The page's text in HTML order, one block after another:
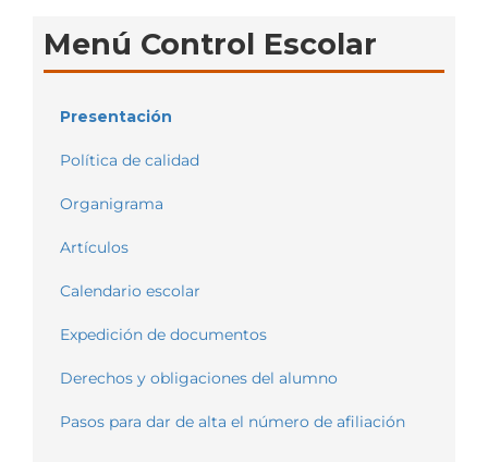
Menú Control Escolar
Presentación
Política de calidad
Organigrama
Artículos
Calendario escolar
Expedición de documentos
Derechos y obligaciones del alumno
Pasos para dar de alta el número de afiliación